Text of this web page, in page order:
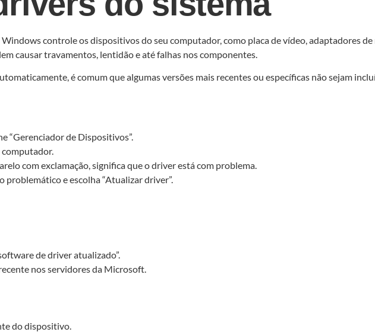
controle os dispositivos do seu computador, como placa de vídeo, adaptadores
causar travamentos, lentidão e até falhas nos componentes.
é comum que algumas versões mais recentes ou específicas não sejam
“Gerenciador de Dispositivos”.
com exclamação, significa que o driver está com problema.
e escolha “Atualizar driver”.
de driver atualizado”.
nos servidores da Microsoft.
do dispositivo.